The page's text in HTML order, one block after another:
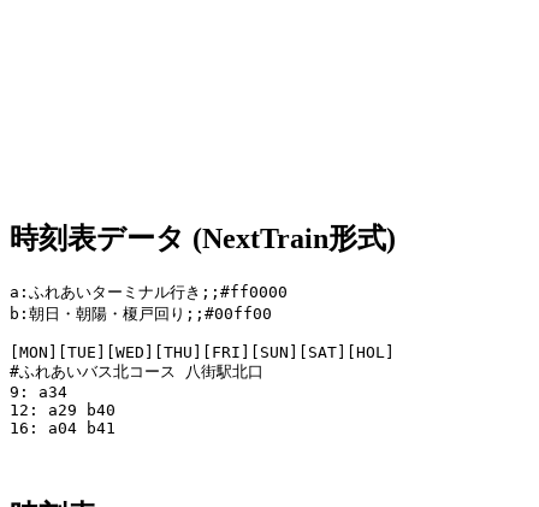
時刻表データ (NextTrain形式)
a:ふれあいターミナル行き;;#ff0000
b:朝日・朝陽・榎戸回り;;#00ff00
[MON][TUE][WED][THU][FRI][SUN][SAT][HOL]
#ふれあいバス北コース 八街駅北口
9: a34
12: a29 b40
16: a04 b41